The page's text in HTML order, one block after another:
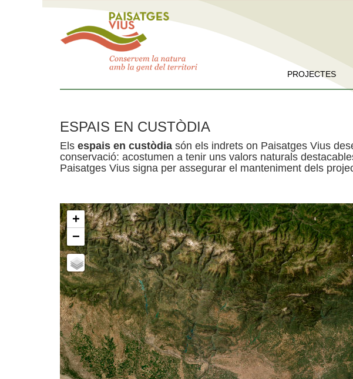
PROJECTES
ESPAIS EN CUSTÒDIA
Els espais en custòdia són els indrets on Paisatges Vius
conservació: acostumen a tenir uns valors naturals
Paisatges Vius signa per assegurar el manteniment dels
+
−